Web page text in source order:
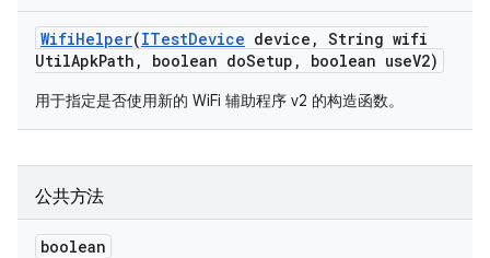
WifiHelper(ITestDevice device , String wifi
UtilApkPath , boolean doSetup , boolean useV2)
用于指定是否使用新的 WiFi 辅助程序 v2 的构造函数。
公共方法
boolean